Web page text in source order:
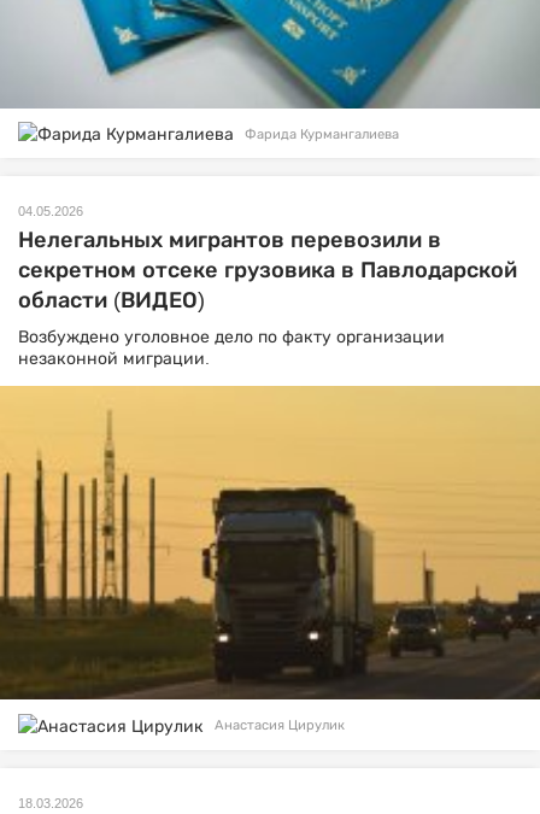
Фарида Курмангалиева
04.05.2026
Нелегальных мигрантов перевозили в
секретном отсеке грузовика в Павлодарской
области (ВИДЕО)
Возбуждено уголовное дело по факту организации
незаконной миграции.
Анастасия Цирулик
18.03.2026